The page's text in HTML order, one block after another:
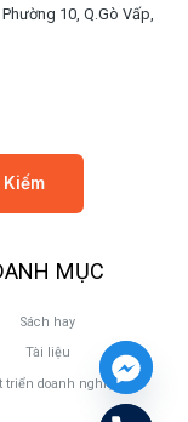
10, Q.Gò Vấp,
Kiếm
MỤC
Sách hay
Tài liệu
triển doanh nghiệp